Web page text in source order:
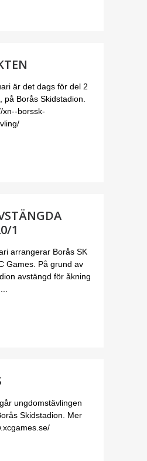
är det dags för del 2
på Borås Skidstadion.
xn--borssk-
1
arrangerar Borås SK
Games. På grund av
avstängd för åkning
ungdomstävlingen
Skidstadion. Mer